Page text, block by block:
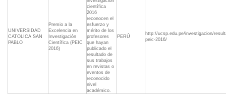
UNIVERSIDAD
CATOLICA SAN
PABLO
Premio a la
Excelencia en
Investigación
Científica (PEIC
2016)
científica
2016
reconocen el
esfuerzo y
mérito de los
profesores
que hayan
publicado el
resultado de
sus trabajos
en revistas o
eventos de
reconocido
nivel
académico.
PERÚ
http://ucsp.edu.pe/investigacion/
peic-2016/